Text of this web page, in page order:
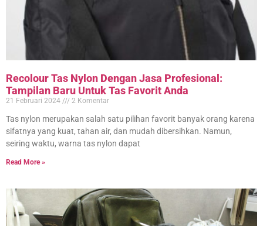
Recolour Tas Nylon Dengan Jasa Profesional:
Tampilan Baru Untuk Tas Favorit Anda
21 Februari 2024 2 Komentar
Tas nylon merupakan salah satu pilihan favorit banyak orang karena
sifatnya yang kuat, tahan air, dan mudah dibersihkan. Namun,
seiring waktu, warna tas nylon dapat
Read More »